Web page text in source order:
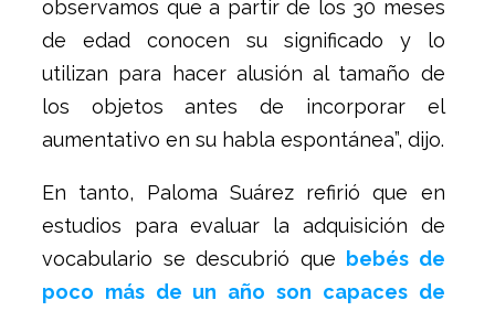
observamos que a partir de los 30 meses
de edad conocen su significado y lo
utilizan para hacer alusión al tamaño de
los objetos antes de incorporar el
aumentativo en su habla espontánea”, dijo.
En tanto, Paloma Suárez refirió que en
estudios para evaluar la adquisición de
vocabulario se descubrió que bebés de
poco más de un año son capaces de